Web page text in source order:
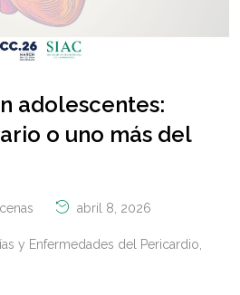
adolescentes:
o uno más del
abril 8, 2026
y Enfermedades del Pericardio,